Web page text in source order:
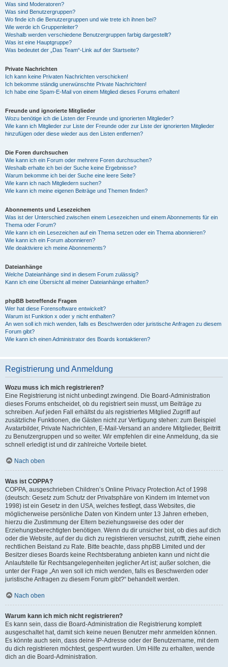
Was sind Moderatoren?
Was sind Benutzergruppen?
Wo finde ich die Benutzergruppen und wie trete ich ihnen bei?
Wie werde ich Gruppenleiter?
Weshalb werden verschiedene Benutzergruppen farbig dargestellt?
Was ist eine Hauptgruppe?
Was bedeutet der „Das Team“-Link auf der Startseite?
Private Nachrichten
Ich kann keine Privaten Nachrichten verschicken!
Ich bekomme ständig unerwünschte Private Nachrichten!
Ich habe eine Spam-E-Mail von einem Mitglied dieses Forums erhalten!
Freunde und ignorierte Mitglieder
Wozu benötige ich die Listen der Freunde und ignorierten Mitglieder?
Wie kann ich Mitglieder zur Liste der Freunde oder zur Liste der ignorierten Mitglieder
hinzufügen oder diese wieder aus den Listen entfernen?
Die Foren durchsuchen
Wie kann ich ein Forum oder mehrere Foren durchsuchen?
Weshalb erhalte ich bei der Suche keine Ergebnisse?
Warum bekomme ich bei der Suche eine leere Seite?
Wie kann ich nach Mitgliedern suchen?
Wie kann ich meine eigenen Beiträge und Themen finden?
Abonnements und Lesezeichen
Was ist der Unterschied zwischen einem Lesezeichen und einem Abonnements für ein
Thema oder Forum?
Wie kann ich ein Lesezeichen auf ein Thema setzen oder ein Thema abonnieren?
Wie kann ich ein Forum abonnieren?
Wie deaktiviere ich meine Abonnements?
Dateianhänge
Welche Dateianhänge sind in diesem Forum zulässig?
Kann ich eine Übersicht all meiner Dateianhänge erhalten?
phpBB betreffende Fragen
Wer hat diese Forensoftware entwickelt?
Warum ist Funktion x oder y nicht enthalten?
An wen soll ich mich wenden, falls es Beschwerden oder juristische Anfragen zu diesem
Forum gibt?
Wie kann ich einen Administrator des Boards kontaktieren?
Registrierung und Anmeldung
Wozu muss ich mich registrieren?
Eine Registrierung ist nicht unbedingt zwingend. Die Board-Administration
dieses Forums entscheidet, ob du registriert sein musst, um Beiträge zu
schreiben. Auf jeden Fall erhältst du als registriertes Mitglied Zugriff auf
zusätzliche Funktionen, die Gästen nicht zur Verfügung stehen: zum Beispiel
Avatarbilder, Private Nachrichten, E-Mail-Versand an andere Mitglieder, Beitritt
zu Benutzergruppen und so weiter. Wir empfehlen dir eine Anmeldung, da sie
schnell erledigt ist und dir zahlreiche Vorteile bietet.
Nach oben
Was ist COPPA?
COPPA, ausgeschrieben Children’s Online Privacy Protection Act of 1998
(deutsch: Gesetz zum Schutz der Privatsphäre von Kindern im Internet von
1998) ist ein Gesetz in den USA, welches festlegt, dass Websites, die
möglicherweise persönliche Daten von Kindern unter 13 Jahren erheben,
hierzu die Zustimmung der Eltern beziehungsweise des oder der
Erziehungsberechtigten benötigen. Wenn du dir unsicher bist, ob dies auf dich
oder die Website, auf der du dich zu registrieren versuchst, zutrifft, ziehe einen
rechtlichen Beistand zu Rate. Bitte beachte, dass phpBB Limited und der
Besitzer dieses Boards keine Rechtsberatung anbieten kann und nicht die
Anlaufstelle für Rechtsangelegenheiten jeglicher Art ist; außer solchen, die
unter der Frage „An wen soll ich mich wenden, falls es Beschwerden oder
juristische Anfragen zu diesem Forum gibt?“ behandelt werden.
Nach oben
Warum kann ich mich nicht registrieren?
Es kann sein, dass die Board-Administration die Registrierung komplett
ausgeschaltet hat, damit sich keine neuen Benutzer mehr anmelden können.
Es könnte auch sein, dass deine IP-Adresse oder der Benutzername, mit dem
du dich registrieren möchtest, gesperrt wurden. Um Hilfe zu erhalten, wende
dich an die Board-Administration.